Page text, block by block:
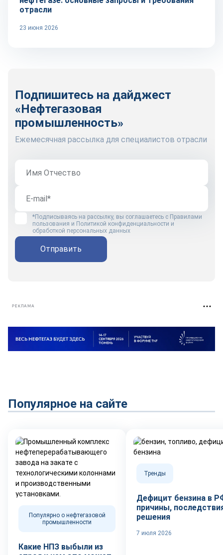
отрасли
23 июня 2026
Подпишитесь на дайджест
«Нефтегазовая
промышленность»
Ежемесячная рассылка для специалистов отрасли
*Подписываясь на рассылку, вы соглашаетесь с Правилами
пользования и Политикой конфиденциальности и
обработкой персональных данных
Отправить
РЕКЛАМА
Популярное на сайте
Популярно о нефтегазовой
промышленности
Какие НПЗ выбыли из
Тренды
Дефицит бензина в
причины,
решения
7 июля 2026